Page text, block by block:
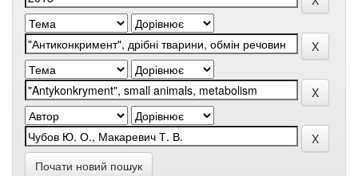
Почати новий пошук